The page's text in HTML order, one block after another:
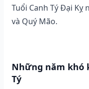
Tuổi Canh Tý Đại Kỵ
và Quý Mão.
Những năm khó
Tý